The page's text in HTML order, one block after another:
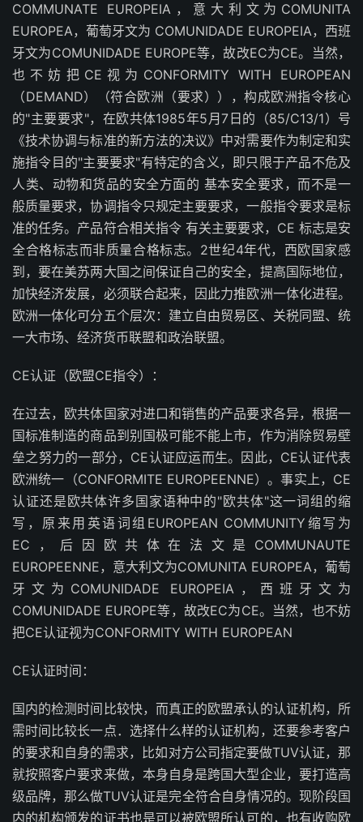
COMMUNATE EUROPEIA，意大利文为COMUNITA
EUROPEA，葡萄牙文为 COMUNIDADE EUROPEIA，西班
牙文为COMUNIDADE EUROPE等，故改EC为CE。当然，
也不妨把CE视为CONFORMITY WITH EUROPEAN
（DEMAND）（符合欧洲（要求）），构成欧洲指令核心
的"主要要求"，在欧共体1985年5月7日的（85/C13/1）号
《技术协调与标准的新方法的决议》中对需要作为制定和实
施指令目的"主要要求"有特定的含义，即只限于产品不危及
人类、动物和货品的安全方面的 基本安全要求，而不是一
般质量要求，协调指令只规定主要要求，一般指令要求是标
准的任务。产品符合相关指令 有关主要要求，CE 标志是安
全合格标志而非质量合格标志。2世纪4年代，西欧国家感
到，要在美苏两大国之间保证自己的安全，提高国际地位，
加快经济发展，必须联合起来，因此力推欧洲一体化进程。
欧洲一体化可分五个层次：建立自由贸易区、关税同盟、统
一大市场、经济货币联盟和政治联盟。
CE认证（欧盟CE指令）：
在过去，欧共体国家对进口和销售的产品要求各异，根据一
国标准制造的商品到别国极可能不能上市，作为消除贸易壁
垒之努力的一部分，CE认证应运而生。因此，CE认证代表
欧洲统一（CONFORMITE EUROPEENNE）。事实上，CE
认证还是欧共体许多国家语种中的"欧共体"这一词组的缩
写，原来用英语词组EUROPEAN COMMUNITY缩写为
EC，后因欧共体在法文是COMMUNAUTE
EUROPEENNE，意大利文为COMUNITA EUROPEA，葡萄
牙文为COMUNIDADE EUROPEIA，西班牙文为
COMUNIDADE EUROPE等，故改EC为CE。当然，也不妨
把CE认证视为CONFORMITY WITH EUROPEAN
CE认证时间：
国内的检测时间比较快，而真正的欧盟承认的认证机构，所
需时间比较长一点．选择什么样的认证机构，还要参考客户
的要求和自身的需求，比如对方公司指定要做TUV认证，那
就按照客户要求来做，本身自身是跨国大型企业，要打造高
级品牌，那么做TUV认证是完全符合自身情况的。现阶段国
内的机构颁发的证书也是可以被欧盟所认可的，也有收购欧